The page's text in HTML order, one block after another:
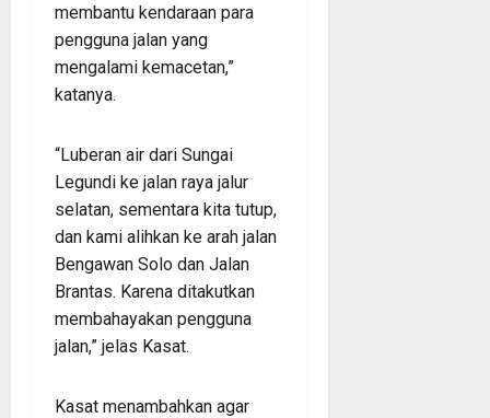
membantu kendaraan para
pengguna jalan yang
mengalami kemacetan,”
katanya.
“Luberan air dari Sungai
Legundi ke jalan raya jalur
selatan, sementara kita tutup,
dan kami alihkan ke arah jalan
Bengawan Solo dan Jalan
Brantas. Karena ditakutkan
membahayakan pengguna
jalan,” jelas Kasat.
Kasat menambahkan agar